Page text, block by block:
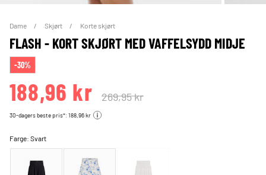
Dame Skjørt Korte skjørt
FLASH - KORT SKJØRT MED VAFFELSYDD MIDJE
-30%
188,96 kr 269,95 kr
30-dagers beste pris*: 188,96 kr
Farge:Svart